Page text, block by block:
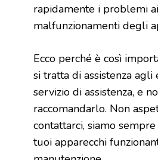
rapidamente i problemi
malfunzionamenti degli
Ecco perché è così
si tratta di assistenza
servizio di assistenza, e
raccomandarlo. Non
contattarci, siamo
tuoi apparecchi